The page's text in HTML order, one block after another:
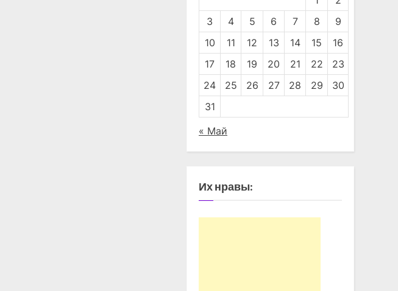
3
4 5 6 7 8
9
10
11 12 13 14 15
16
17
18 19 20 21 22
23
24
25 26 27 28 29
30
31
« Май
Их нравы: